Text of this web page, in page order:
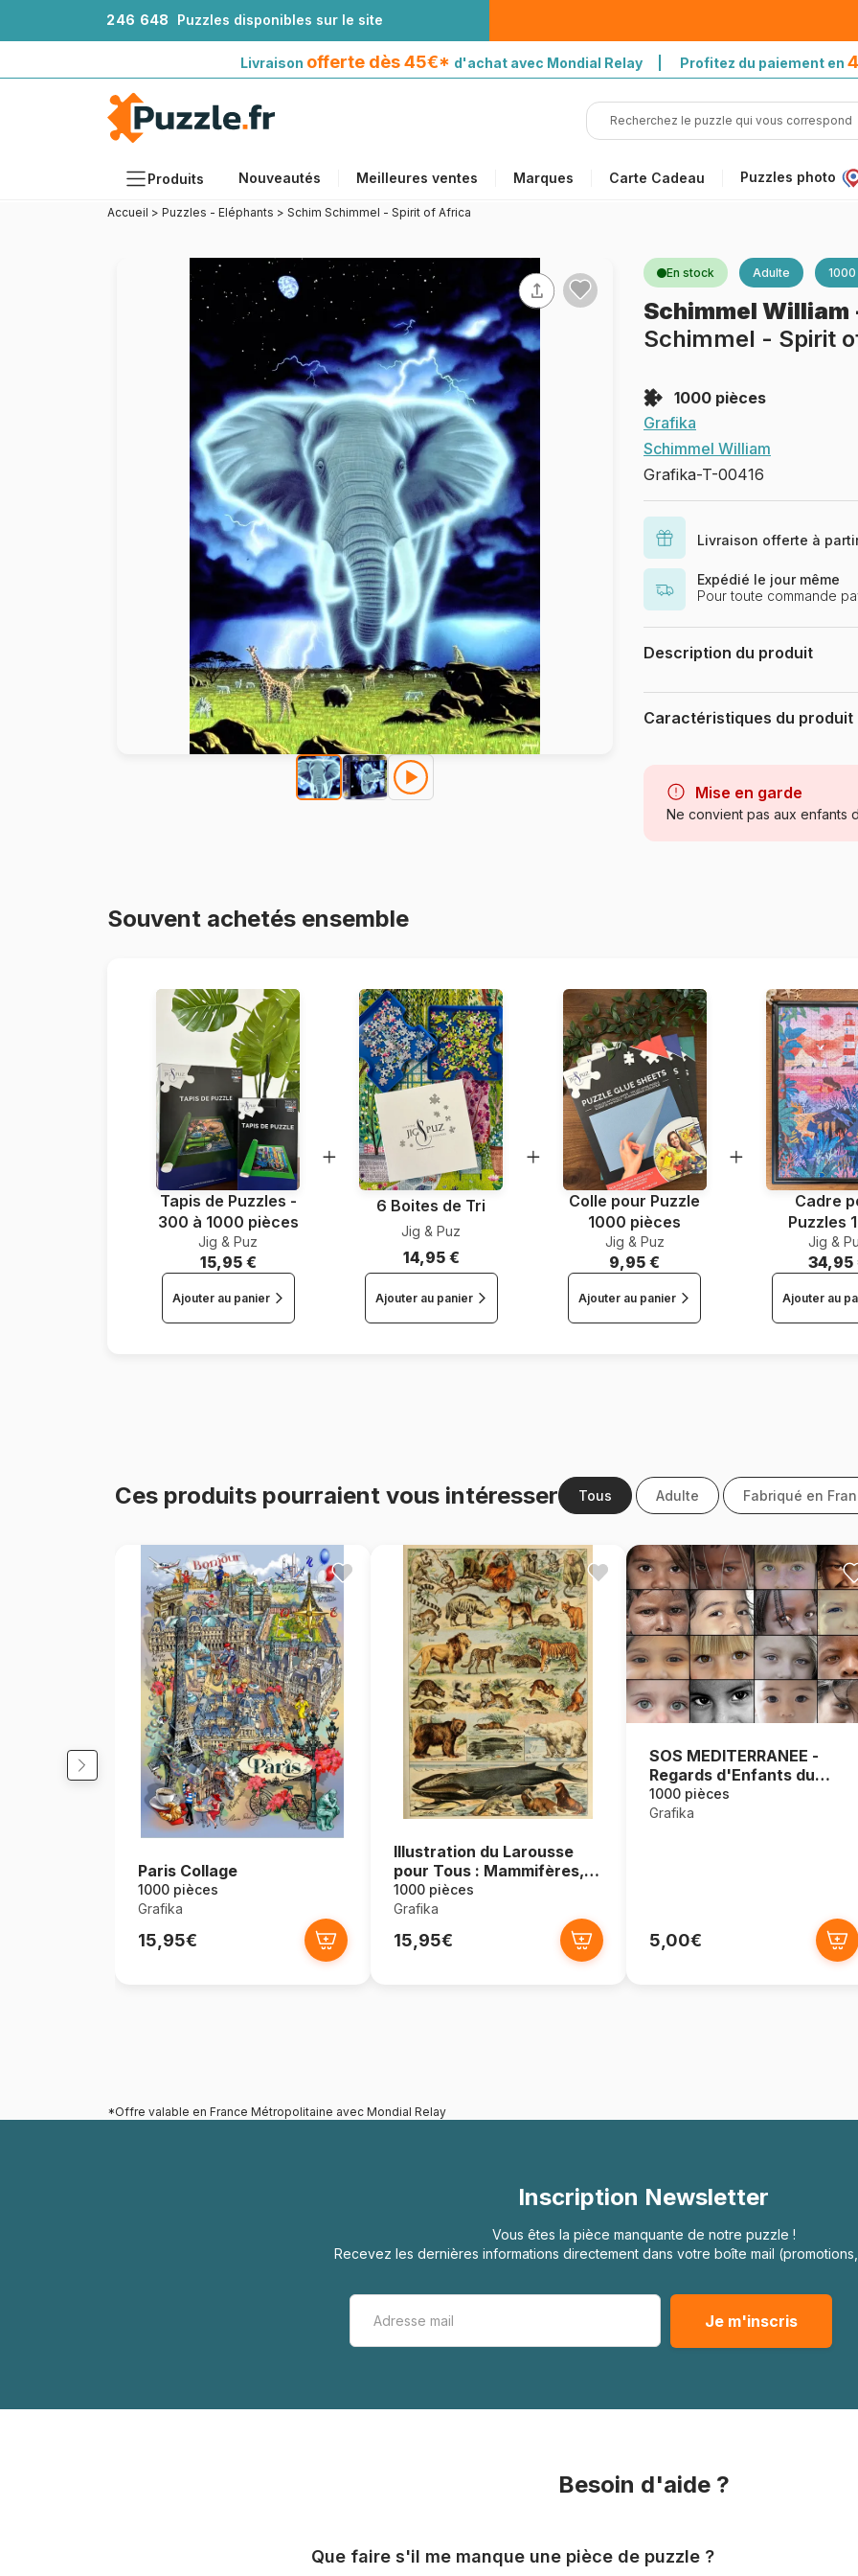
246 648 Puzzles disponibles sur le site
Livraison offerte dès 45€* d'achat avec Mondial Relay | Profitez du paiement en
Produits Nouveautés Meilleures ventes Marques Carte Cadeau Puzzles photo
Accessoires
Puzzles en bois
Peinture au numéro
avec Mondial Relay
Accueil > Puzzles - Eléphants > Schim Schimmel - Spirit of Africa
En stock Adulte
Schimmel William
Schimmel - Spirit
1000 pièces
Grafika
Schimmel William
Grafika-T-00416
Livraison offerte à
Expédié le jour même
Pour toute commande
Description du produit
Schim Schimmel.
Caractéristiques du produit
Catégorie
Age
Dimensions
Matière primaire
Format boîte
Mise en garde
Ne convient pas aux enfants
Souvent achetés ensemble
Tapis de Puzzles -
300 à 1000 pièces
Jig & Puz
15,95 €
Ajouter au panier
6 Boites de Tri
Jig & Puz
14,95 €
Ajouter au panier
Colle pour Puzzle
1000 pièces
Jig & Puz
9,95 €
Ajouter au panier
Cadre
Puzzles
Jig &
34,95
Ajouter au
Ces produits pourraient vous intéresser Tous Adulte Fabriqué en
Paris Collage
1000 pièces
Grafika
15,95€
Illustration du Larousse
pour Tous : Mammifères,
XIXè Siècle
1000 pièces
Grafika
15,95€
SOS MEDITERRANEE -
Regards d'Enfants du
Monde
1000 pièces
Grafika
5,00€
*Offre valable en France Métropolitaine avec Mondial Relay
Inscription Newsletter
Vous êtes la pièce manquante de notre puzzle !
Recevez les dernières informations directement dans votre boîte mail
Besoin d'aide ?
Que faire s'il me manque une pièce de puzzle ?